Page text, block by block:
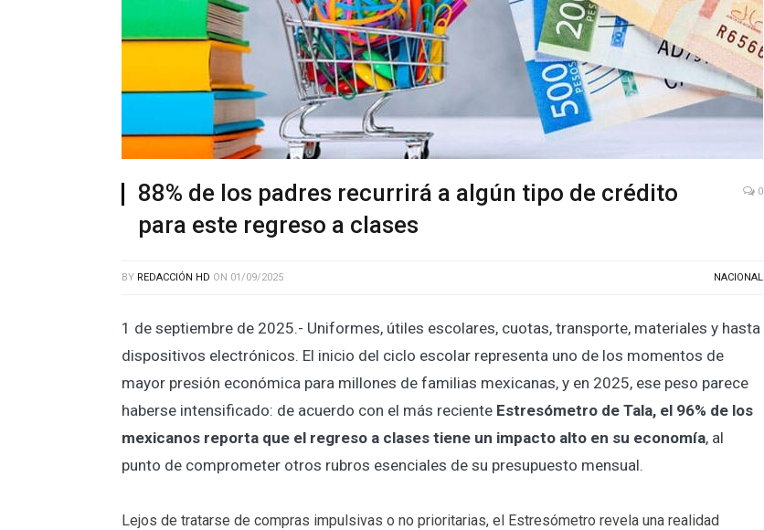
88% de los padres recurrirá a algún tipo de crédito
para este regreso a clases
0
BY REDACCIÓN HD ON 01/09/2025 NACIONAL
1 de septiembre de 2025.- Uniformes, útiles escolares, cuotas, transporte, materiales y hasta
dispositivos electrónicos. El inicio del ciclo escolar representa uno de los momentos de
mayor presión económica para millones de familias mexicanas, y en 2025, ese peso parece
haberse intensificado: de acuerdo con el más reciente Estresómetro de Tala, el 96% de los
mexicanos reporta que el regreso a clases tiene un impacto alto en su economía, al
punto de comprometer otros rubros esenciales de su presupuesto mensual.
Lejos de tratarse de compras impulsivas o no prioritarias, el Estresómetro revela una realidad